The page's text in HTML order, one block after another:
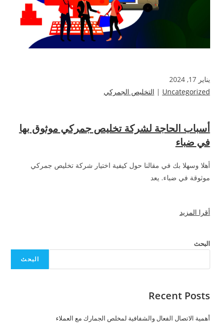
يناير 17, 2024
Uncategorized
| التخليص الجمركي
أسباب الحاجة لشركة تخليص جمركي موثوق بها
في ضباء
أهلا وسهلا بك في مقالنا حول كيفية اختيار شركة تخليص جمركي
موثوقة في ضباء. يعد
أقرا المزيد
البحث
البحث
Recent Posts
أهمية الاتصال الفعال والشفافية لمخلص الجمارك مع العملاء